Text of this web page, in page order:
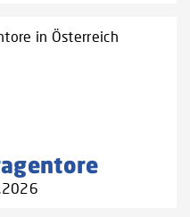
in Österreich